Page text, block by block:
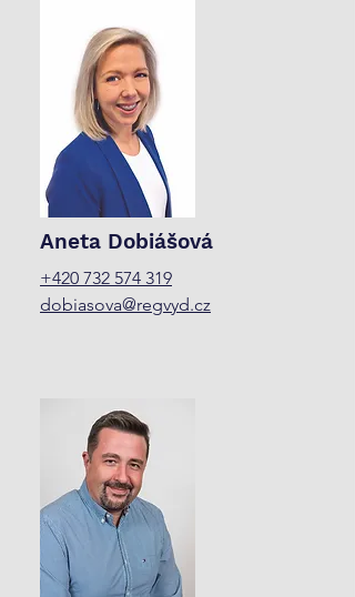
Aneta Dobiášová
+420 732 574 319
dobiasova@regvyd.cz